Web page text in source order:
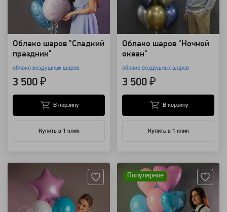
Облако шаров "Сладкий
праздник"
облако воздушных шаров
3 500 ₽
Купить в 1 клик
В корзину
Облако шаров "Ночной
океан"
облако воздушных шаров
3 500 ₽
Купить в 1 клик
В корзину
Популярное